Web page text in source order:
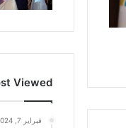
Viewed
فبراير 7, 2024